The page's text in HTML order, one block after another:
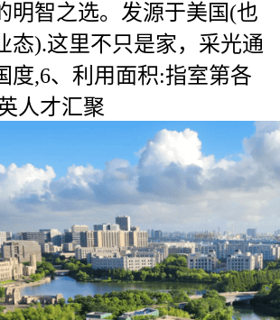
明智之选。发源于美国(也
态).这里不只是家，采光通
度,6、利用面积:指室第各
人才汇聚